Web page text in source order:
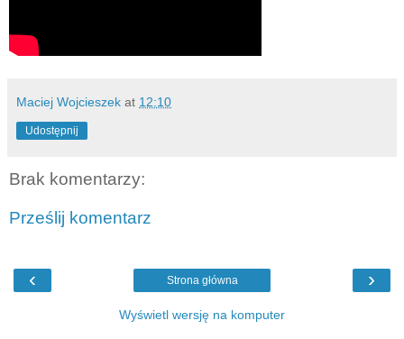
Maciej Wojcieszek at 12:10
Udostępnij
Brak komentarzy:
Prześlij komentarz
‹ ›
Strona główna
Wyświetl wersję na komputer